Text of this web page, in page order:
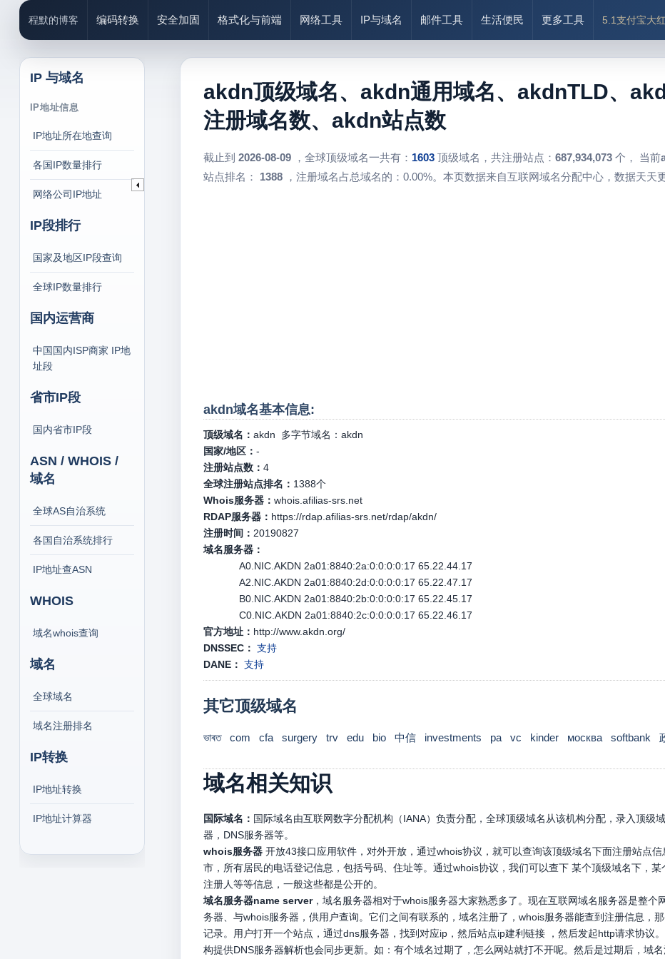
程默的博客 编码转换 安全加固 格式化与前端 网络工具 IP与域名 邮件工具 生活便民 更多工具 5.1支付宝大
IP 与域名
IP地址信息
IP地址所在地查询
各国IP数量排行
网络公司IP地址
IP段排行
国家及地区IP段查询
全球IP数量排行
国内运营商
中国国内ISP商家 IP地
址段
省市IP段
国内省市IP段
ASN / WHOIS /
域名
全球AS自治系统
各国自治系统排行
IP地址查ASN
WHOIS
域名whois查询
域名
全球域名
域名注册排名
IP转换
IP地址转换
IP地址计算器
akdn顶级域名、akdn通用域名、akdnTLD、
注册域名数、akdn站点数
截止到 2026-08-09，全球顶级域名一共有： 1603 顶级域名，共注册站点： 687,934,073 个， 当前
站点排名： 1388，注册域名占总域名的：0.00%。本页数据来自互联网域名分配中心，数据天天更
akdn域名基本信息:
顶级域名： akdn 多字节域名： akdn
国家/地区： -
注册站点数： 4
全球注册站点排名： 1388个
Whois服务器： whois.afilias-srs.net
RDAP服务器： https://rdap.afilias-srs.net/rdap/akdn/
注册时间： 20190827
域名服务器：
A0.NIC.AKDN 2a01:8840:2a:0:0:0:0:17 65.22.44.17
A2.NIC.AKDN 2a01:8840:2d:0:0:0:0:17 65.22.47.17
B0.NIC.AKDN 2a01:8840:2b:0:0:0:0:17 65.22.45.17
C0.NIC.AKDN 2a01:8840:2c:0:0:0:0:17 65.22.46.17
官方地址： http://www.akdn.org/
DNSSEC： 支持
DANE： 支持
其它顶级域名
ভাৰত com cfa surgery trv edu bio 中信 investments pa vc kinder москва softbank
域名相关知识
国际域名： 国际域名由互联网数字分配机构（IANA）负责分配，全球顶级域名从该机构分配，录入顶级
器，DNS服务器等。
whois服务器开放43接口应用软件，对外开放，通过whois协议，就可以查询该顶级域名下面注册站点
市，所有居民的电话登记信息，包括号码、住址等。通过whois协议，我们可以查下 某个顶级域名下，
注册人等等信息，一般这些都是公开的。
域名服务器name server，域名服务器相对于whois服务器大家熟悉多了。现在互联网域名服务器是整
务器、与whois服务器，供用户查询。它们之间有联系的，域名注册了，whois服务器能查到注册信息，
记录。用户打开一个站点，通过dns服务器，找到对应ip，然后站点ip建利链接 ，然后发起http请求协议
构提供DNS服务器解析也会同步更新。如：有个域名过期了，怎么网站就打不开呢。然后是过期后，域